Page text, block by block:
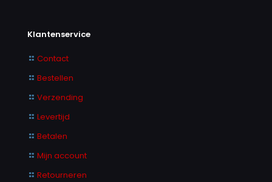
Klantenservice
Contact
Bestellen
Verzending
Levertijd
Betalen
Mijn account
Retourneren